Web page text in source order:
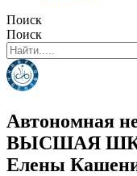
Поиск
Поиск
Автономная
ВЫСШАЯ
Елены